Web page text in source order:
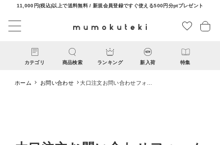
11,000円(税込)以上で送料無料 / 新規会員登録ですぐ使える500円分ptプレゼント
カテゴリ 商品検索 ランキング 新入荷 特集
ホーム お問い合わせ
大口注文お問い合わせフォー